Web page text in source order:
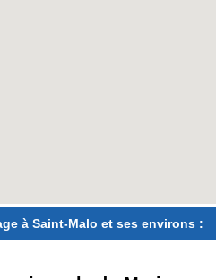
à Saint-Malo et ses environs :